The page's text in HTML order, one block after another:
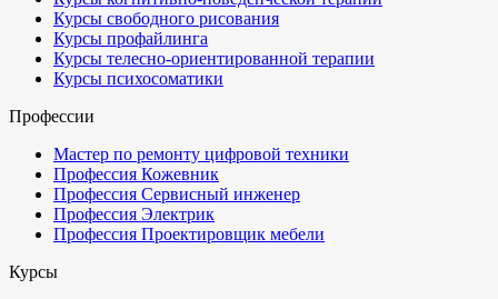
Курсы свободного рисования
Курсы профайлинга
Курсы телесно-ориентированной терапии
Курсы психосоматики
Профессии
Мастер по ремонту цифровой техники
Профессия Кожевник
Профессия Сервисный инженер
Профессия Электрик
Профессия Проектировщик мебели
Курсы